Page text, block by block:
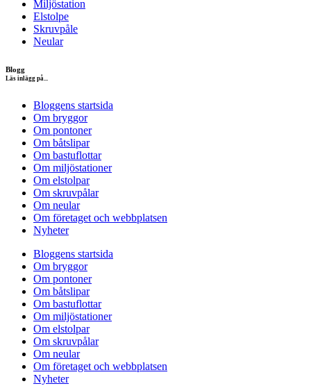
Miljöstation
Elstolpe
Skruvpåle
Neular
Blogg
Läs inlägg på...
Bloggens startsida
Om bryggor
Om pontoner
Om båtslipar
Om bastuflottar
Om miljöstationer
Om elstolpar
Om skruvpålar
Om neular
Om företaget och webbplatsen
Nyheter
Bloggens startsida
Om bryggor
Om pontoner
Om båtslipar
Om bastuflottar
Om miljöstationer
Om elstolpar
Om skruvpålar
Om neular
Om företaget och webbplatsen
Nyheter